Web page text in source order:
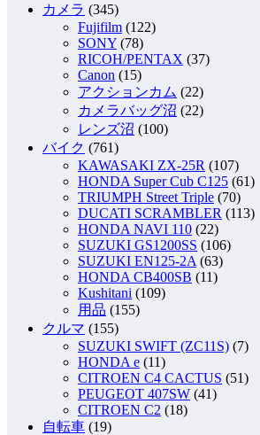
カメラ (345)
Fujifilm (122)
SONY (78)
RICOH/PENTAX (37)
Canon (15)
アクションカム (22)
カメラバッグ沼 (22)
レンズ沼 (100)
バイク (761)
KAWASAKI ZX-25R (107)
HONDA Super Cub C125 (61)
TRIUMPH Street Triple (70)
DUCATI SCRAMBLER (113)
HONDA NAVI 110 (22)
SUZUKI GS1200SS (106)
SUZUKI EN125-2A (63)
HONDA CB400SB (11)
Kushitani (109)
用品 (155)
クルマ (155)
SUZUKI SWIFT (ZC11S) (7)
HONDA e (11)
CITROEN C4 CACTUS (51)
PEUGEOT 407SW (41)
CITROEN C2 (18)
自転車 (19)